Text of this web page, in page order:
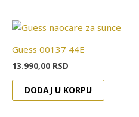
Guess 00137 44E
13.990,00 RSD
DODAJ U KORPU